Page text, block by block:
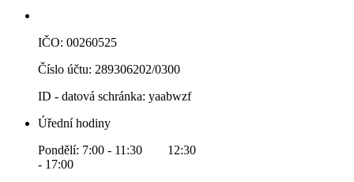
IČO: 00260525
Číslo účtu: 289306202/0300
ID - datová schránka: yaabwzf
Úřední hodiny
Pondělí: 7:00 - 11:30 12:30
- 17:00